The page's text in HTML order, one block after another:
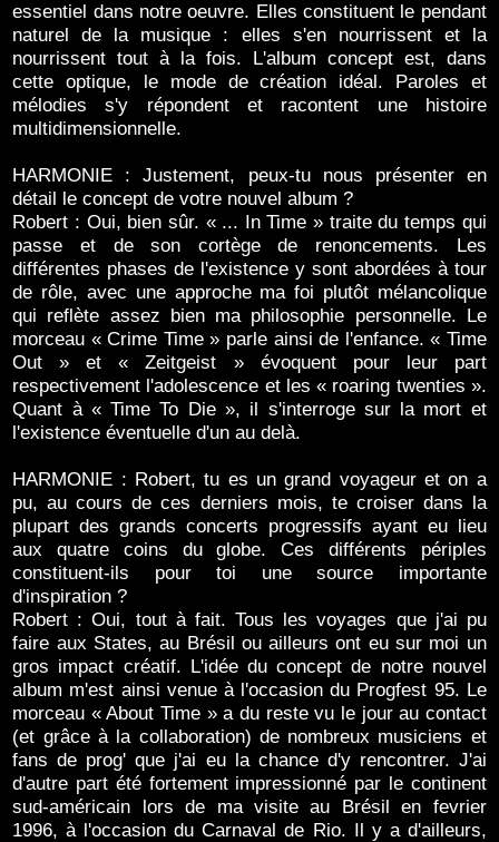
essentiel dans notre oeuvre. Elles constituent le pendant
naturel de la musique : elles s'en nourrissent et la
nourrissent tout à la fois. L'album concept est, dans
cette optique, le mode de création idéal. Paroles et
mélodies s'y répondent et racontent une histoire
multidimensionnelle.
HARMONIE : Justement, peux-tu nous présenter en
détail le concept de votre nouvel album ?
Robert : Oui, bien sûr. « ... In Time » traite du temps qui
passe et de son cortège de renoncements. Les
différentes phases de l'existence y sont abordées à tour
de rôle, avec une approche ma foi plutôt mélancolique
qui reflète assez bien ma philosophie personnelle. Le
morceau « Crime Time » parle ainsi de l'enfance. « Time
Out » et « Zeitgeist » évoquent pour leur part
respectivement l'adolescence et les « roaring twenties ».
Quant à « Time To Die », il s'interroge sur la mort et
l'existence éventuelle d'un au delà.
HARMONIE : Robert, tu es un grand voyageur et on a
pu, au cours de ces derniers mois, te croiser dans la
plupart des grands concerts progressifs ayant eu lieu
aux quatre coins du globe. Ces différents périples
constituent-ils pour toi une source importante
d'inspiration ?
Robert : Oui, tout à fait. Tous les voyages que j'ai pu
faire aux States, au Brésil ou ailleurs ont eu sur moi un
gros impact créatif. L'idée du concept de notre nouvel
album m'est ainsi venue à l'occasion du Progfest 95. Le
morceau « About Time » a du reste vu le jour au contact
(et grâce à la collaboration) de nombreux musiciens et
fans de prog' que j'ai eu la chance d'y rencontrer. J'ai
d'autre part été fortement impressionné par le continent
sud-américain lors de ma visite au Brésil en fevrier
1996, à l'occasion du Carnaval de Rio. Il y a d'ailleurs,